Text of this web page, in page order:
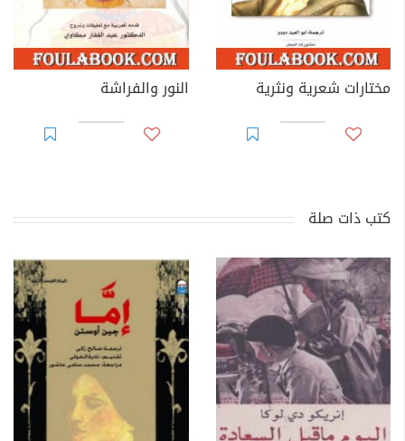
مختارات شعرية ونثرية النور والفراشة
كتب ذات صلة